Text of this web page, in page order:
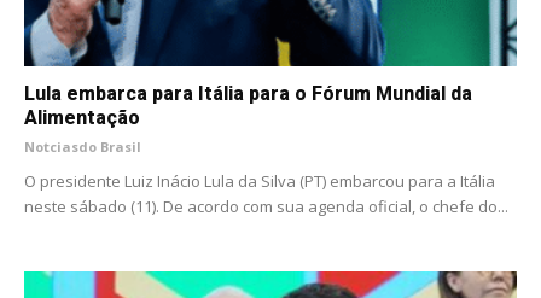
Lula embarca para Itália para o Fórum Mundial da
Alimentação
Notciasdo Brasil
O presidente Luiz Inácio Lula da Silva (PT) embarcou para a Itália
neste sábado (11). De acordo com sua agenda oficial, o chefe do...